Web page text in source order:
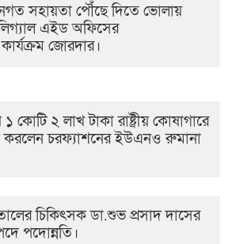
সহায়তা পৌঁছে দিতে ভোলায়
এইড অফিসের
জোরদার।
কোটি ২ লাখ টাকা রাষ্ট্রীয় কোষাগারে
করলেন চরফ্যাশনের ইউএনও রুমানা
চিকিৎসক ডা.শুভ প্রসাদ দাসের
পদোন্নতি।